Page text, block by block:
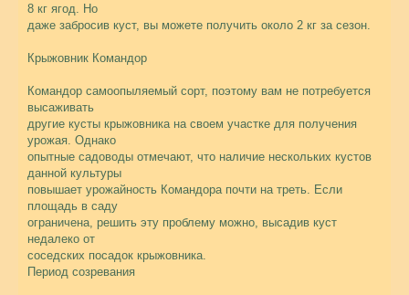
8 кг ягод. Но
даже забросив куст, вы можете получить около 2 кг за сезон.
Крыжовник Командор
Командор самоопыляемый сорт, поэтому вам не потребуется
высаживать
другие кусты крыжовника на своем участке для получения
урожая. Однако
опытные садоводы отмечают, что наличие нескольких кустов
данной культуры
повышает урожайность Командора почти на треть. Если
площадь в саду
ограничена, решить эту проблему можно, высадив куст
недалеко от
соседских посадок крыжовника.
Период созревания